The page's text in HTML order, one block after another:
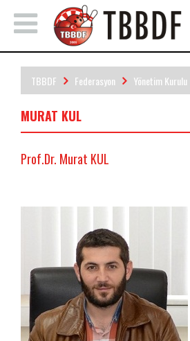
TBBDF Federasyon Yönetim Kurulu
MURAT KUL
Prof.Dr. Murat KUL